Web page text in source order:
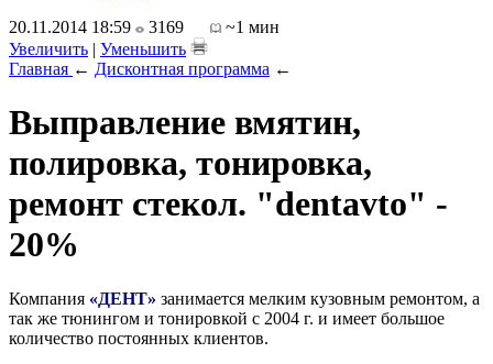
20.11.2014 18:59
3169
~1 мин
Увеличить | Уменьшить
Главная ← Дисконтная программа ←
Выправление вмятин,
полировка, тонировка,
ремонт стекол. "dentavto" -
20%
Компания «ДЕНТ» занимается мелким кузовным ремонтом, а
так же тюнингом и тонировкой с 2004 г. и имеет большое
количество постоянных клиентов.